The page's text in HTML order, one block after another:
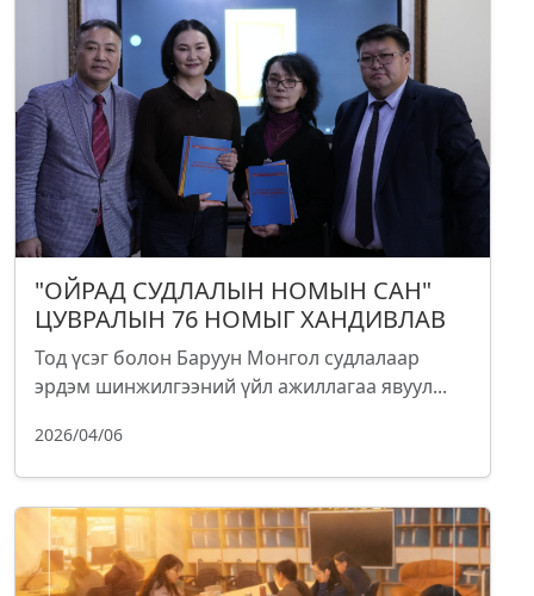
"ОЙРАД СУДЛАЛЫН НОМЫН САН"
ЦУВРАЛЫН 76 НОМЫГ ХАНДИВЛАВ
Тод үсэг болон Баруун Монгол судлалаар
эрдэм шинжилгээний үйл ажиллагаа явуул...
2026/04/06